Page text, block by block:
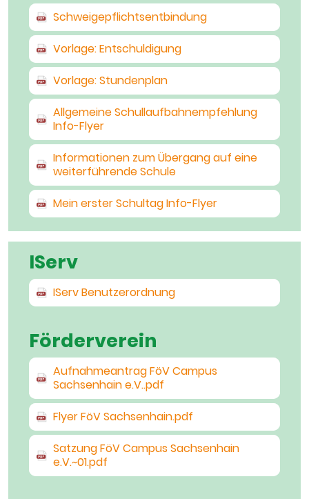
Schweigepflichtsentbindung
Vorlage: Entschuldigung
Vorlage: Stundenplan
Allgemeine Schullaufbahnempfehlung
Info-Flyer
Informationen zum Übergang auf eine
weiterführende Schule
Mein erster Schultag Info-Flyer
IServ
IServ Benutzerordnung
Förderverein
Aufnahmeantrag FöV Campus
Sachsenhain e.V..pdf
Flyer FöV Sachsenhain.pdf
Satzung FöV Campus Sachsenhain
e.V.~01.pdf